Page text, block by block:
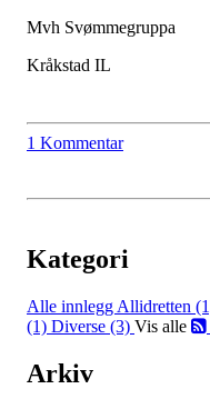
Mvh Svømmegruppa
Kråkstad IL
1 Kommentar
Kategori
Alle innlegg Allidretten
(1) Diverse (3) Vis alle
Arkiv